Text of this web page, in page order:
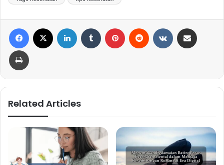
Related Articles